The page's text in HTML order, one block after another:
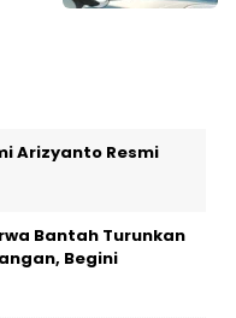
Arizyanto Resmi
Bantah Turunkan
Begini